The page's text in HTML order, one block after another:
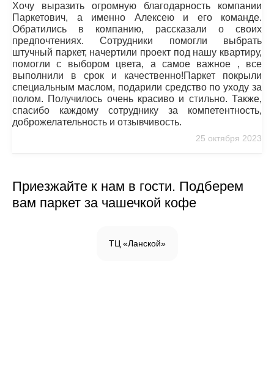
Хочу выразить огромную благодарность компании
Паркетович, а именно Алексею и его команде.
Обратились в компанию, рассказали о своих
предпочтениях. Сотрудники помогли выбрать
штучный паркет, начертили проект под нашу квартиру,
помогли с выбором цвета, а самое важное , все
выполнили в срок и качественно!Паркет покрыли
специальным маслом, подарили средство по уходу за
полом. Получилось очень красиво и стильно. Также,
спасибо каждому сотруднику за компетентность,
доброжелательность и отзывчивость.
25 октября 2023
Приезжайте к нам в гости. Подберем
вам паркет за чашечкой кофе
ТЦ «Ланской»